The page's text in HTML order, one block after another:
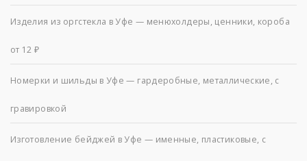
Изделия из оргстекла в Уфе — менюхолдеры, ценники, короба
от 12 ₽
Номерки и шильды в Уфе — гардеробные, металлические, с
гравировкой
Изготовление бейджей в Уфе — именные, пластиковые, с